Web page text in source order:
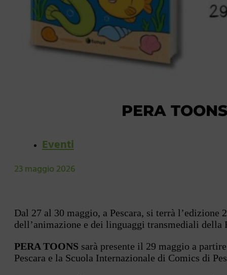
PERA
Eventi
23 maggio 2026
Dal 27 al 30 maggio, a Pescara, si terrà
dell’animazione e dei linguaggi transmediali della
PERA TOONS sarà presente il 29 maggio a
Pescara e la Scuola Internazionale di Comics di